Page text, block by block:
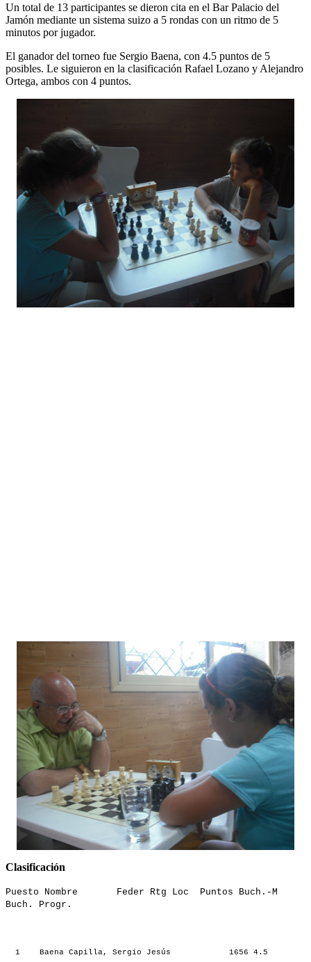
Un total de 13 participantes se dieron cita en el Bar Palacio del
Jamón mediante un sistema suizo a 5 rondas con un ritmo de 5
minutos por jugador.
El ganador del torneo fue Sergio Baena, con 4.5 puntos de 5
posibles. Le siguieron en la clasificación Rafael Lozano y Alejandro
Ortega, ambos con 4 puntos.
Clasificación
Puesto Nombre Feder Rtg Loc Puntos Buch.-M
Buch. Progr.
1 Baena Capilla, Sergio Jesús 1656 4.5